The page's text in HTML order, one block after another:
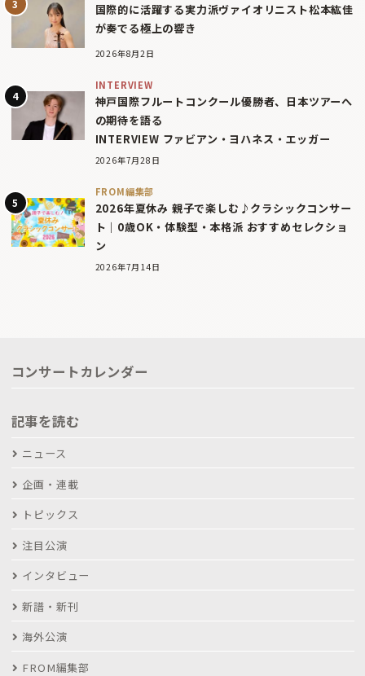
国際的に活躍する実力派ヴァイオリニスト松本紘佳
が奏でる極上の響き
2026年8月2日
INTERVIEW
神戸国際フルートコンクール優勝者、日本ツアーへ
の期待を語る
INTERVIEW ファビアン・ヨハネス・エッガー
2026年7月28日
FROM編集部
2026年夏休み 親子で楽しむ♪クラシックコンサー
ト｜0歳OK・体験型・本格派 おすすめセレクショ
ン
2026年7月14日
コンサートカレンダー
記事を読む
ニュース
企画・連載
トピックス
注目公演
インタビュー
新譜・新刊
海外公演
FROM編集部